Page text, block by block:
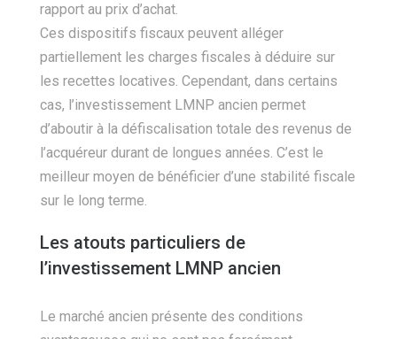
rapport au prix d’achat.
Ces dispositifs fiscaux peuvent alléger
partiellement les charges fiscales à déduire sur
les recettes locatives. Cependant, dans certains
cas, l’investissement LMNP ancien permet
d’aboutir à la défiscalisation totale des revenus de
l’acquéreur durant de longues années. C’est le
meilleur moyen de bénéficier d’une stabilité fiscale
sur le long terme.
Les atouts particuliers de
l’investissement LMNP ancien
Le marché ancien présente des conditions